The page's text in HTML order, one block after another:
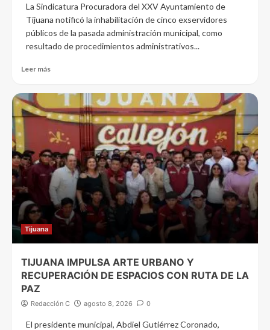
La Sindicatura Procuradora del XXV Ayuntamiento de
Tijuana notificó la inhabilitación de cinco exservidores
públicos de la pasada administración municipal, como
resultado de procedimientos administrativos...
Leer más
Tijuana
TIJUANA IMPULSA ARTE URBANO Y
RECUPERACIÓN DE ESPACIOS CON RUTA DE LA
PAZ
Redacción C agosto 8, 2026 0
El presidente municipal, Abdiel Gutiérrez Coronado,